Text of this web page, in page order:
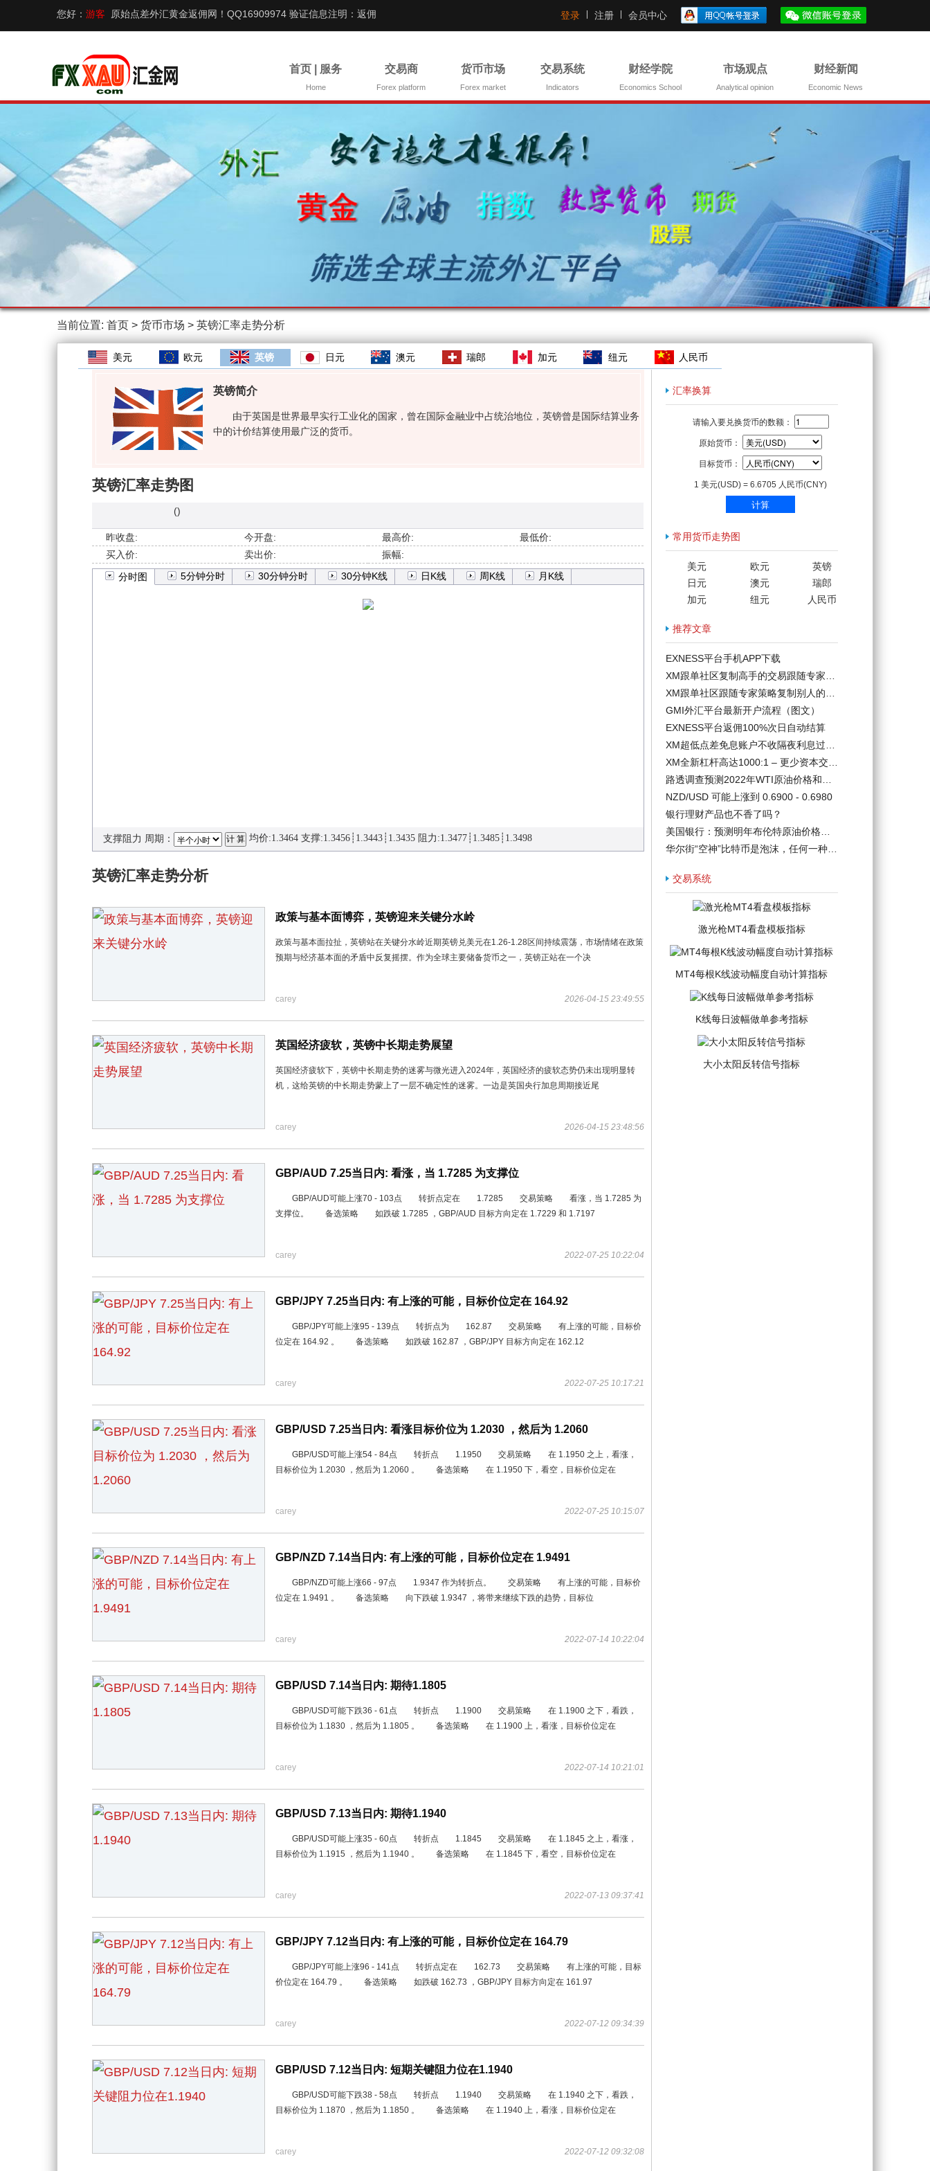
您好： 游客 原始点差外汇黄金返佣网！QQ16909974 验证信息注明：返佣 登录 注册 会员中心
首页 | 服务
Home
交易商
Forex platform
货币市场
Forex market
交易系统
Indicators
财经学院
Economics School
市场观点
Analytical opinion
财经新闻
Economic News
当前位置: 首页 > 货币市场 > 英镑汇率走势分析
美元 欧元 英镑 日元 澳元 瑞郎 加元 纽元 人民币
英镑简介
由于英国是世界最早实行工业化的国家，曾在国际金融业中占统治地位，英镑曾是国际结算业务
中的计价结算使用最广泛的货币。
英镑汇率走势图
()
昨收盘: 今开盘: 最高价:
最低价:
买入价:
卖出价:
振幅:
分时图
5分钟分时 30分钟分时 30分钟K线 日K线 周K线 月K线
支撑阻力 周期： 均价:1.3464 支撑:1.3456┊1.3443┊1.3435 阻力:1.3477┊1.3485┊1.3498
英镑汇率走势分析
政策与基本面博弈，英镑迎来关键分水岭
政策与基本面拉扯，英镑站在关键分水岭近期英镑兑美元在1.26-1.28区间持续震荡，市场情绪在政策
预期与经济基本面的矛盾中反复摇摆。作为全球主要储备货币之一，英镑正站在一个决
carey 2026-04-15 23:49:55
英国经济疲软，英镑中长期走势展望
英国经济疲软下，英镑中长期走势的迷雾与微光进入2024年，英国经济的疲软态势仍未出现明显转
机，这给英镑的中长期走势蒙上了一层不确定性的迷雾。一边是英国央行加息周期接近尾
carey 2026-04-15 23:48:56
GBP/AUD 7.25当日内: 看涨，当 1.7285 为支撑位
GBP/AUD可能上涨70 - 103点 转折点定在 1.7285 交易策略 看涨，当 1.7285 为
支撑位。 备选策略 如跌破 1.7285 ，GBP/AUD 目标方向定在 1.7229 和 1.7197
carey 2022-07-25 10:22:04
GBP/JPY 7.25当日内: 有上涨的可能，目标价位定在 164.92
GBP/JPY可能上涨95 - 139点 转折点为 162.87 交易策略 有上涨的可能，目标价
位定在 164.92 。 备选策略 如跌破 162.87 ，GBP/JPY 目标方向定在 162.12
carey 2022-07-25 10:17:21
GBP/USD 7.25当日内: 看涨目标价位为 1.2030 ，然后为 1.2060
GBP/USD可能上涨54 - 84点 转折点 1.1950 交易策略 在 1.1950 之上，看涨，
目标价位为 1.2030 ，然后为 1.2060 。 备选策略 在 1.1950 下，看空，目标价位定在
carey 2022-07-25 10:15:07
GBP/NZD 7.14当日内: 有上涨的可能，目标价位定在 1.9491
GBP/NZD可能上涨66 - 97点 1.9347 作为转折点。 交易策略 有上涨的可能，目标价
位定在 1.9491 。 备选策略 向下跌破 1.9347 ，将带来继续下跌的趋势，目标位
carey 2022-07-14 10:22:04
GBP/USD 7.14当日内: 期待1.1805
GBP/USD可能下跌36 - 61点 转折点 1.1900 交易策略 在 1.1900 之下，看跌，
目标价位为 1.1830 ，然后为 1.1805 。 备选策略 在 1.1900 上，看涨，目标价位定在
carey 2022-07-14 10:21:01
GBP/USD 7.13当日内: 期待1.1940
GBP/USD可能上涨35 - 60点 转折点 1.1845 交易策略 在 1.1845 之上，看涨，
目标价位为 1.1915 ，然后为 1.1940 。 备选策略 在 1.1845 下，看空，目标价位定在
carey 2022-07-13 09:37:41
GBP/JPY 7.12当日内: 有上涨的可能，目标价位定在 164.79
GBP/JPY可能上涨96 - 141点 转折点定在 162.73 交易策略 有上涨的可能，目标
价位定在 164.79 。 备选策略 如跌破 162.73 ，GBP/JPY 目标方向定在 161.97
carey 2022-07-12 09:34:39
GBP/USD 7.12当日内: 短期关键阻力位在1.1940
GBP/USD可能下跌38 - 58点 转折点 1.1940 交易策略 在 1.1940 之下，看跌，
目标价位为 1.1870 ，然后为 1.1850 。 备选策略 在 1.1940 上，看涨，目标价位定在
carey 2022-07-12 09:32:08
汇率换算
请输入要兑换货币的数额：
原始货币：
目标货币：
1 美元(USD) = 6.6705 人民币(CNY)
计算
常用货币走势图
美元 欧元
英镑
日元
澳元
瑞郎
加元
纽元 人民币
推荐文章
EXNESS平台手机APP下载
GMI外汇平台最新开户流程（图文）
EXNESS平台返佣100%次日自动结算
XM全新杠杆高达1000:1 – 更少资本交易更
NZD/USD 可能上涨到 0.6900 - 0.6980
银行理财产品也不香了吗？
美国银行：预测明年布伦特原油价格将达到每
华尔街“空神”比特币是泡沫，任何一种数字
交易系统
激光枪MT4看盘模板指标
MT4每根K线波动幅度自动计算指标
K线每日波幅做单参考指标
大小太阳反转信号指标